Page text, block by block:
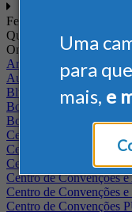
Uma
para
mais, e
Feiras
Quando
Onde
Arena Jaguariuna
Auditório Albano
Blumenau - SC
BolognaFiere
Boulevard Olimpico - RJ
Centro Internacional de
Centro de Convenções -
Centro de Convenções
Centro de Convenções
Centro de Convenções
Centro de Convenções